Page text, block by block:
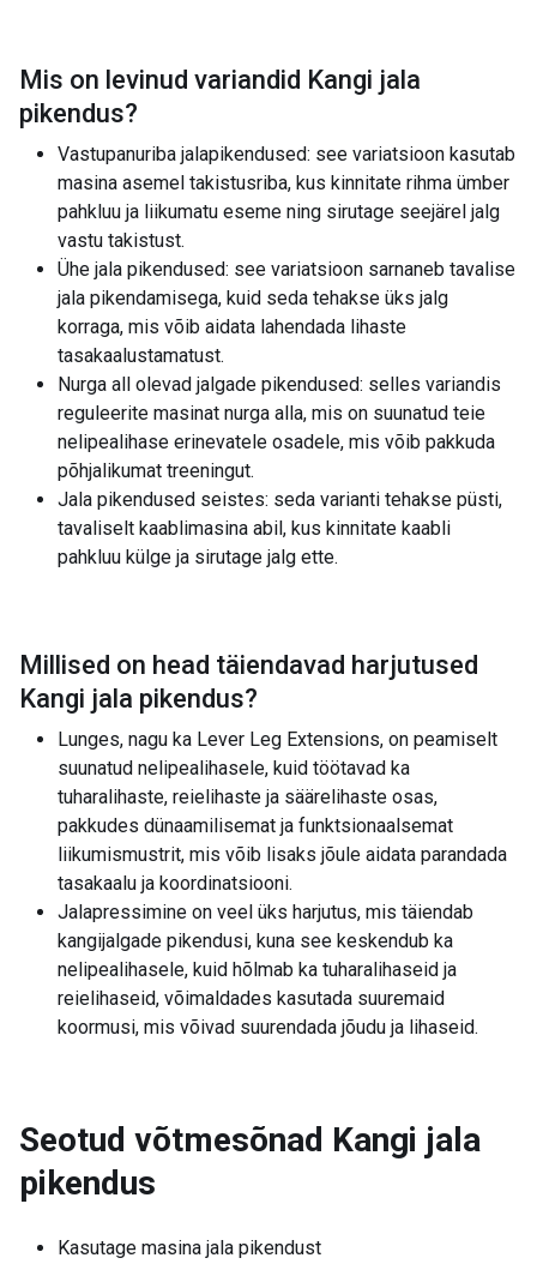
Mis on levinud variandid Kangi jala
pikendus?
Vastupanuriba jalapikendused: see variatsioon kasutab
masina asemel takistusriba, kus kinnitate rihma ümber
pahkluu ja liikumatu eseme ning sirutage seejärel jalg
vastu takistust.
Ühe jala pikendused: see variatsioon sarnaneb tavalise
jala pikendamisega, kuid seda tehakse üks jalg
korraga, mis võib aidata lahendada lihaste
tasakaalustamatust.
Nurga all olevad jalgade pikendused: selles variandis
reguleerite masinat nurga alla, mis on suunatud teie
nelipealihase erinevatele osadele, mis võib pakkuda
põhjalikumat treeningut.
Jala pikendused seistes: seda varianti tehakse püsti,
tavaliselt kaablimasina abil, kus kinnitate kaabli
pahkluu külge ja sirutage jalg ette.
Millised on head täiendavad harjutused
Kangi jala pikendus?
Lunges, nagu ka Lever Leg Extensions, on peamiselt
suunatud nelipealihasele, kuid töötavad ka
tuharalihaste, reielihaste ja säärelihaste osas,
pakkudes dünaamilisemat ja funktsionaalsemat
liikumismustrit, mis võib lisaks jõule aidata parandada
tasakaalu ja koordinatsiooni.
Jalapressimine on veel üks harjutus, mis täiendab
kangijalgade pikendusi, kuna see keskendub ka
nelipealihasele, kuid hõlmab ka tuharalihaseid ja
reielihaseid, võimaldades kasutada suuremaid
koormusi, mis võivad suurendada jõudu ja lihaseid.
Seotud võtmesõnad Kangi jala
pikendus
Kasutage masina jala pikendust